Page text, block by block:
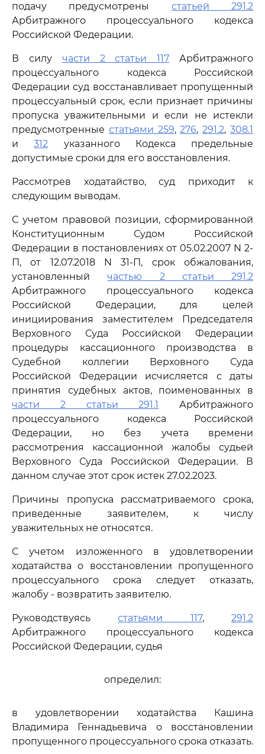
подачу предусмотрены статьей 291.2
Арбитражного процессуального кодекса
Российской Федерации.
В силу части 2 статьи 117 Арбитражного
процессуального кодекса Российской
Федерации суд восстанавливает пропущенный
процессуальный срок, если признает причины
пропуска уважительными и если не истекли
предусмотренные статьями 259,276,291.2,308.1
и312 указанного Кодекса предельные
допустимые сроки для его восстановления.
Рассмотрев ходатайство, суд приходит к
следующим выводам.
С учетом правовой позиции, сформированной
Конституционным Судом Российской
Федерации в постановлениях от 05.02.2007 N 2-
П, от 12.07.2018 N 31-П, срок обжалования,
установленныйчастью 2 статьи 291.2
Арбитражного процессуального кодекса
Российской Федерации, для целей
инициирования заместителем Председателя
Верховного Суда Российской Федерации
процедуры кассационного производства в
Судебной коллегии Верховного Суда
Российской Федерации исчисляется с даты
принятия судебных актов, поименованных в
части 2 статьи 291.1
Арбитражного
процессуального кодекса Российской
Федерации, но без учета времени
рассмотрения кассационной жалобы судьей
Верховного Суда Российской Федерации. В
данном случае этот срок истек 27.02.2023.
Причины пропуска рассматриваемого срока,
приведенные заявителем, к числу
уважительных не относятся.
С учетом изложенного в удовлетворении
ходатайства о восстановлении пропущенного
процессуального срока следует отказать,
жалобу - возвратить заявителю.
Руководствуясьстатьями 117,291.2
Арбитражного процессуального кодекса
Российской Федерации, судья
определил:
в удовлетворении ходатайства Кашина
Владимира Геннадьевича о восстановлении
пропущенного процессуального срока отказать.